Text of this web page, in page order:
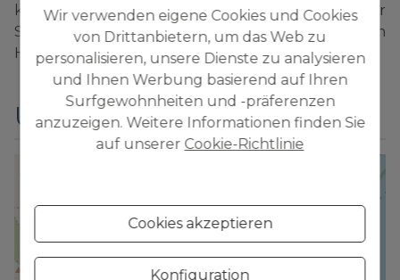
können. Das Haus verfügt unter anderem über
Sicherheitsgitter, Klimaanlage, Vorinstallation von
Heizkörpern und Einbauschränken.
Ungefähre Lage
−
Wir verwenden eigene Cookies und Cookies
von Drittanbietern, um das Web zu
personalisieren, unsere Dienste zu analysieren
und Ihnen Werbung basierend auf Ihren
Surfgewohnheiten und -präferenzen
anzuzeigen. Weitere Informationen finden Sie
auf unserer Cookie-Richtlinie
Cookies akzeptieren
Konfiguration